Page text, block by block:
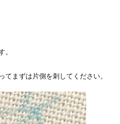
。
まずは片側を刺してください。